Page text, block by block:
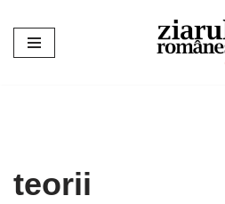
Sari
teorii